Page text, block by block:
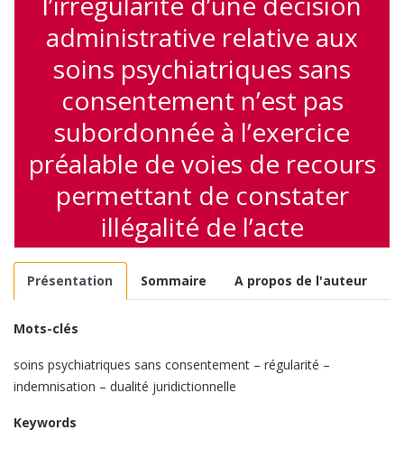
administrative relative aux
soins psychiatriques sans
consentement n’est pas
subordonnée à l’exercice
préalable de voies de recours
permettant de constater
illégalité de l’acte
Présentation Sommaire A propos de l'auteur
Mots-clés
soins psychiatriques sans consentement – régularité –
indemnisation – dualité juridictionnelle
Keywords